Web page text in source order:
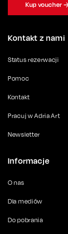
Kontakt z nami
Status rezerwacji
Pomoc
Kontakt
Pracuj w Adria Art
Newsletter
Informacje
O nas
Dla mediów
Do pobrania
Kup voucher